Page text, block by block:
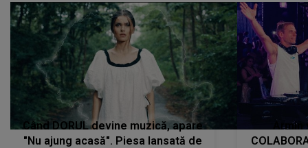
Când DORUL devine muzică, apare
"Nu ajung acasă". Piesa lansată de